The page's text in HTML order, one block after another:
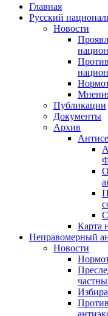
Главная
Русский
Новости
Публикации
Документы
Архив
Карта
Неправомерный
Новости